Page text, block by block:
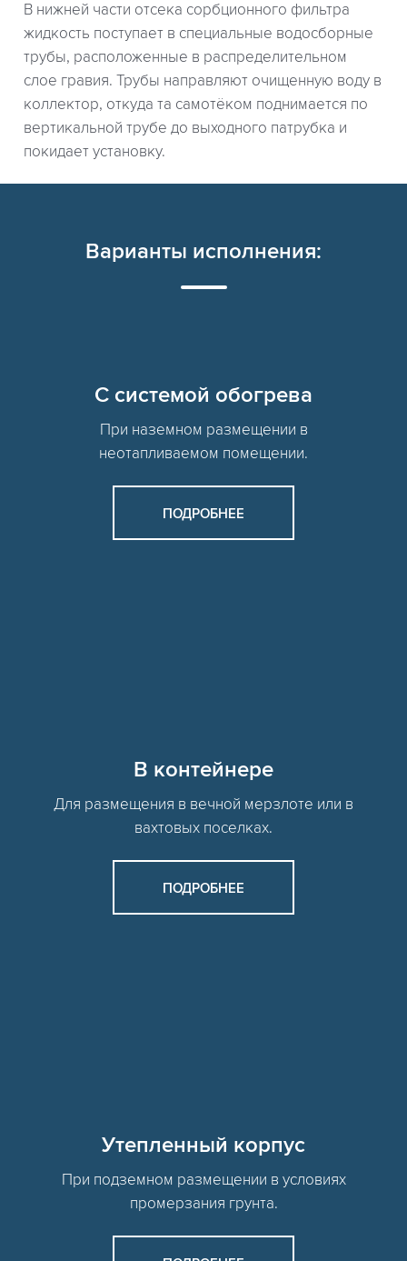
В нижней части отсека сорбционного фильтра
жидкость поступает в специальные водосборные
трубы, расположенные в распределительном
слое гравия. Трубы направляют очищенную воду в
коллектор, откуда та самотёком поднимается по
вертикальной трубе до выходного патрубка и
покидает установку.
Варианты исполнения:
C системой обогрева
При наземном размещении в
неотапливаемом помещении.
ПОДРОБНЕЕ
В контейнере
Для размещения в вечной мерзлоте или в
вахтовых поселках.
ПОДРОБНЕЕ
Утепленный корпус
При подземном размещении в условиях
промерзания грунта.